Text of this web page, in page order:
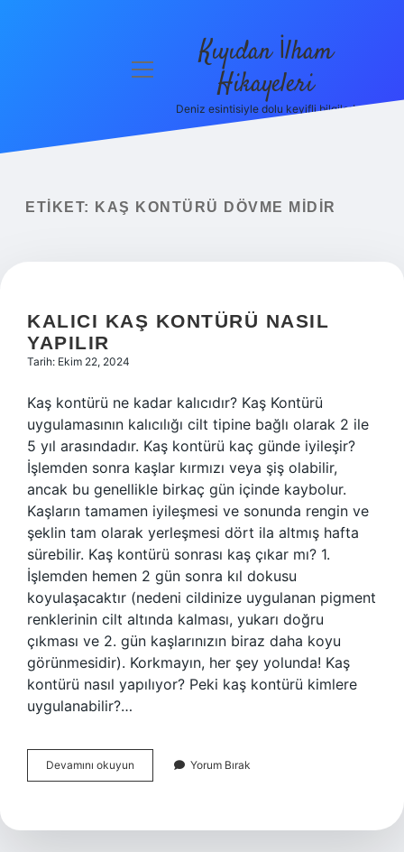
menüyü
Kıyıdan İlham
Hikayeleri
Deniz esintisiyle dolu keyifli bilgiler!
ETIKET: KAŞ KONTÜRÜ DÖVME MIDIR
KALICI KAŞ KONTÜRÜ NASIL
YAPILIR
Tarih: Ekim 22, 2024
Kaş kontürü ne kadar kalıcıdır? Kaş Kontürü
uygulamasının kalıcılığı cilt tipine bağlı olarak 2 ile
5 yıl arasındadır. Kaş kontürü kaç günde iyileşir?
İşlemden sonra kaşlar kırmızı veya şiş olabilir,
ancak bu genellikle birkaç gün içinde kaybolur.
Kaşların tamamen iyileşmesi ve sonunda rengin ve
şeklin tam olarak yerleşmesi dört ila altmış hafta
sürebilir. Kaş kontürü sonrası kaş çıkar mı? 1.
İşlemden hemen 2 gün sonra kıl dokusu
koyulaşacaktır (nedeni cildinize uygulanan pigment
renklerinin cilt altında kalması, yukarı doğru
çıkması ve 2. gün kaşlarınızın biraz daha koyu
görünmesidir). Korkmayın, her şey yolunda! Kaş
kontürü nasıl yapılıyor? Peki kaş kontürü kimlere
uygulanabilir?…
Devamını okuyun
Kaş
Yapılır
Yorum Bırak